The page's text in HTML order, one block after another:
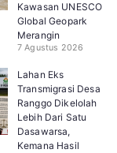
Kawasan UNESCO
Global Geopark
Merangin
7 Agustus 2026
Lahan Eks
Transmigrasi Desa
Ranggo Dikelolah
Lebih Dari Satu
Dasawarsa,
Kemana Hasil